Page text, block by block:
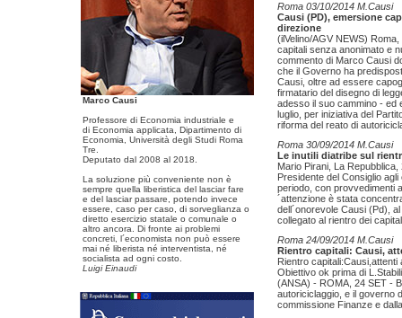
Marco Causi
Professore di Economia industriale e
di Economia applicata, Dipartimento di
Economia, Università degli Studi Roma
Tre.
Deputato dal 2008 al 2018.
La soluzione più conveniente non è
sempre quella liberistica del lasciar fare
e del lasciar passare, potendo invece
essere, caso per caso, di sorveglianza o
diretto esercizio statale o comunale o
altro ancora. Di fronte ai problemi
concreti, l´economista non può essere
mai né liberista né interventista, né
socialista ad ogni costo.
Luigi Einaudi
Roma 03/10/2014 M.Causi
Causi (PD), emersione
direzione
(ilVelino/AGV NEWS)
capitali senza anonimato e
commento di Marco Causi
che il Governo ha
Causi, oltre ad essere
firmatario del disegno di
adesso il suo cammino - ed
luglio, per iniziativa del
riforma del reato di
Roma 30/09/2014 M.Causi
Le inutili diatribe sul
Mario Pirani, La
Presidente del Consiglio
periodo, con provvedimenti
´attenzione è stata
dell´onorevole Causi (Pd),
collegato al rientro dei
Roma 24/09/2014 M.Causi
Rientro capitali: Causi,
Rientro
Obiettivo ok prima di
(ANSA) - ROMA, 24 SET -
autoriciclaggio, e il governo
commissione Finanze e